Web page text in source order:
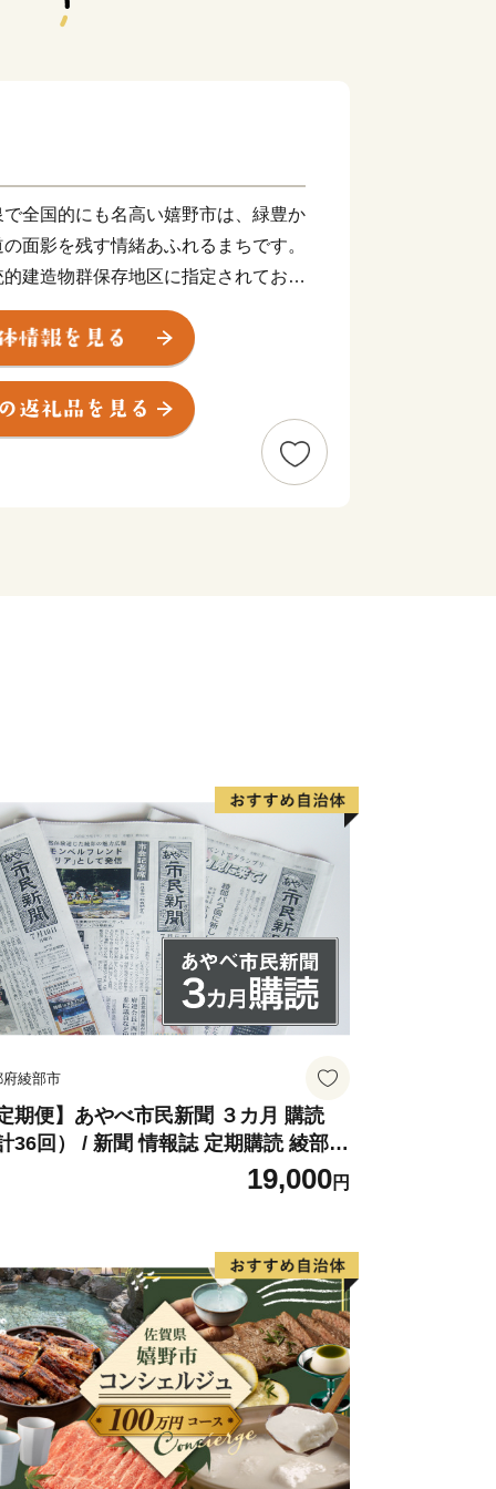
全国的にも名高い嬉野市は、緑豊か
面影を残す情緒あふれるまちです。
建造物群保存地区に指定されてお
たちの匠の技が時を超えて受け継が
が響きあう嬉野市」をめざして、ま
。
綾部市
期便】あやべ市民新聞 ３カ月 購読
36回） / 新聞 情報誌 定期購読 綾部市
式会社あやべ市民新聞社［BSCB00
19,000円